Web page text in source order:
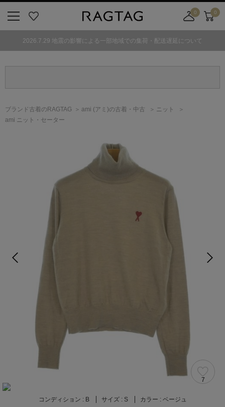
気
0
舗
カ
0
2026.7.29 地震の影響による一部地域での集荷・配送遅延について
ブランド古着のRAGTAG ami (アミ)の古着・中古
ニット
ami ニット・セーター
7
コンディション : B サイズ : S カラー : ベージュ